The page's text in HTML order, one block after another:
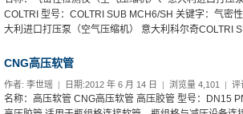
COLTRI 型号：COLTRI SUB MCH6/SH 关键字：气密
大利进口打压泵（空气压缩机） 意大利科尔奇COLTRI
CNG高压软管
作者: 李世瑶 | 日期:2012 年 6 月 14 日 | 浏览量 4,101 | 评
名称：高压软管 CNG高压软管 高压胶管 型号：DN15